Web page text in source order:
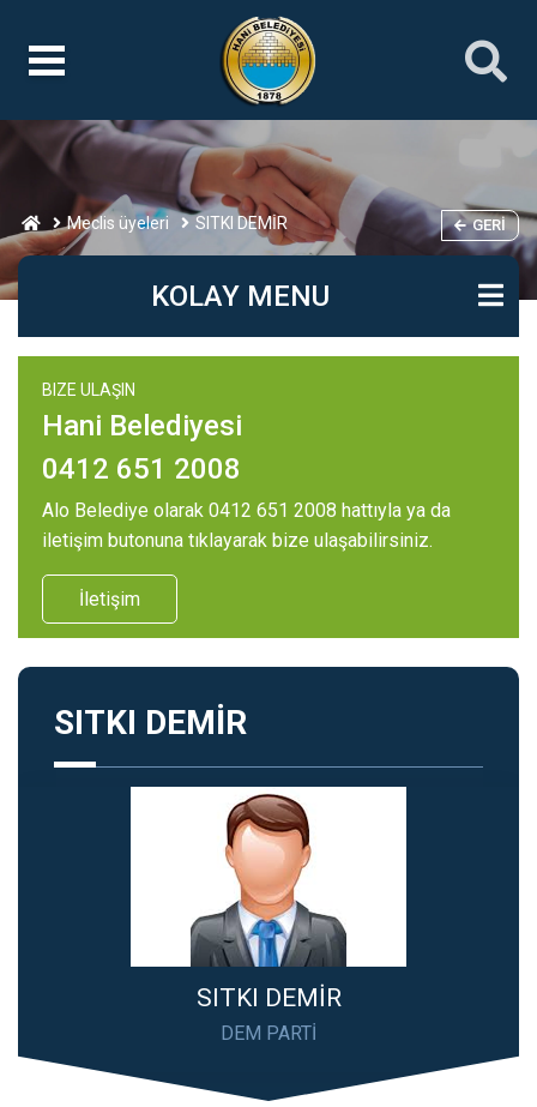
Meclis üyeleri SITKI DEMİR GERI
KOLAY MENU
BIZE ULAŞIN
Hani Belediyesi
0412 651 2008
Alo Belediye olarak 0412 651 2008 hattıyla ya da
iletişim butonuna tıklayarak bize ulaşabilirsiniz.
İletişim
SITKI DEMİR
SITKI DEMİR
DEM PARTİ